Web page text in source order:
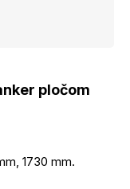
pločom
1730 mm.